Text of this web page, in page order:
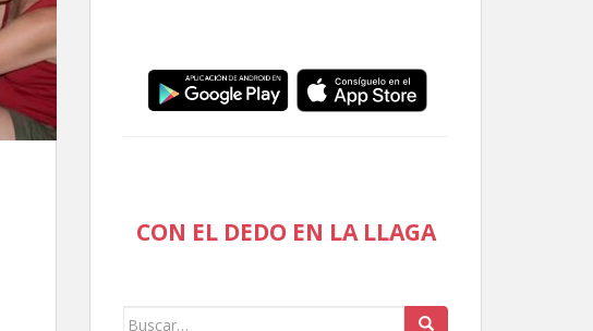
CON EL DEDO EN LA LLAGA
Buscar: